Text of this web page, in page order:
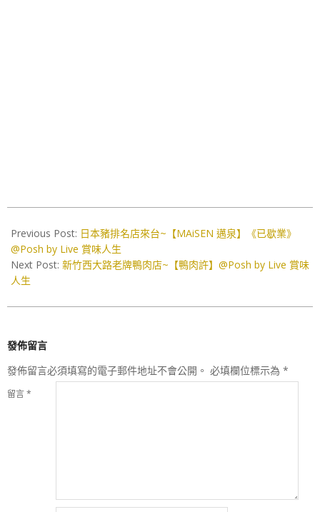
03-
20
Previous Post: 日本豬排名店來台~【MAiSEN 邁泉】《已歇業》
@Posh by Live 賞味人生
Next Post: 新竹西大路老牌鴨肉店~【鴨肉許】@Posh by Live 賞味
人生
發佈留言
發佈留言必須填寫的電子郵件地址不會公開。 必填欄位標示為 *
留言*